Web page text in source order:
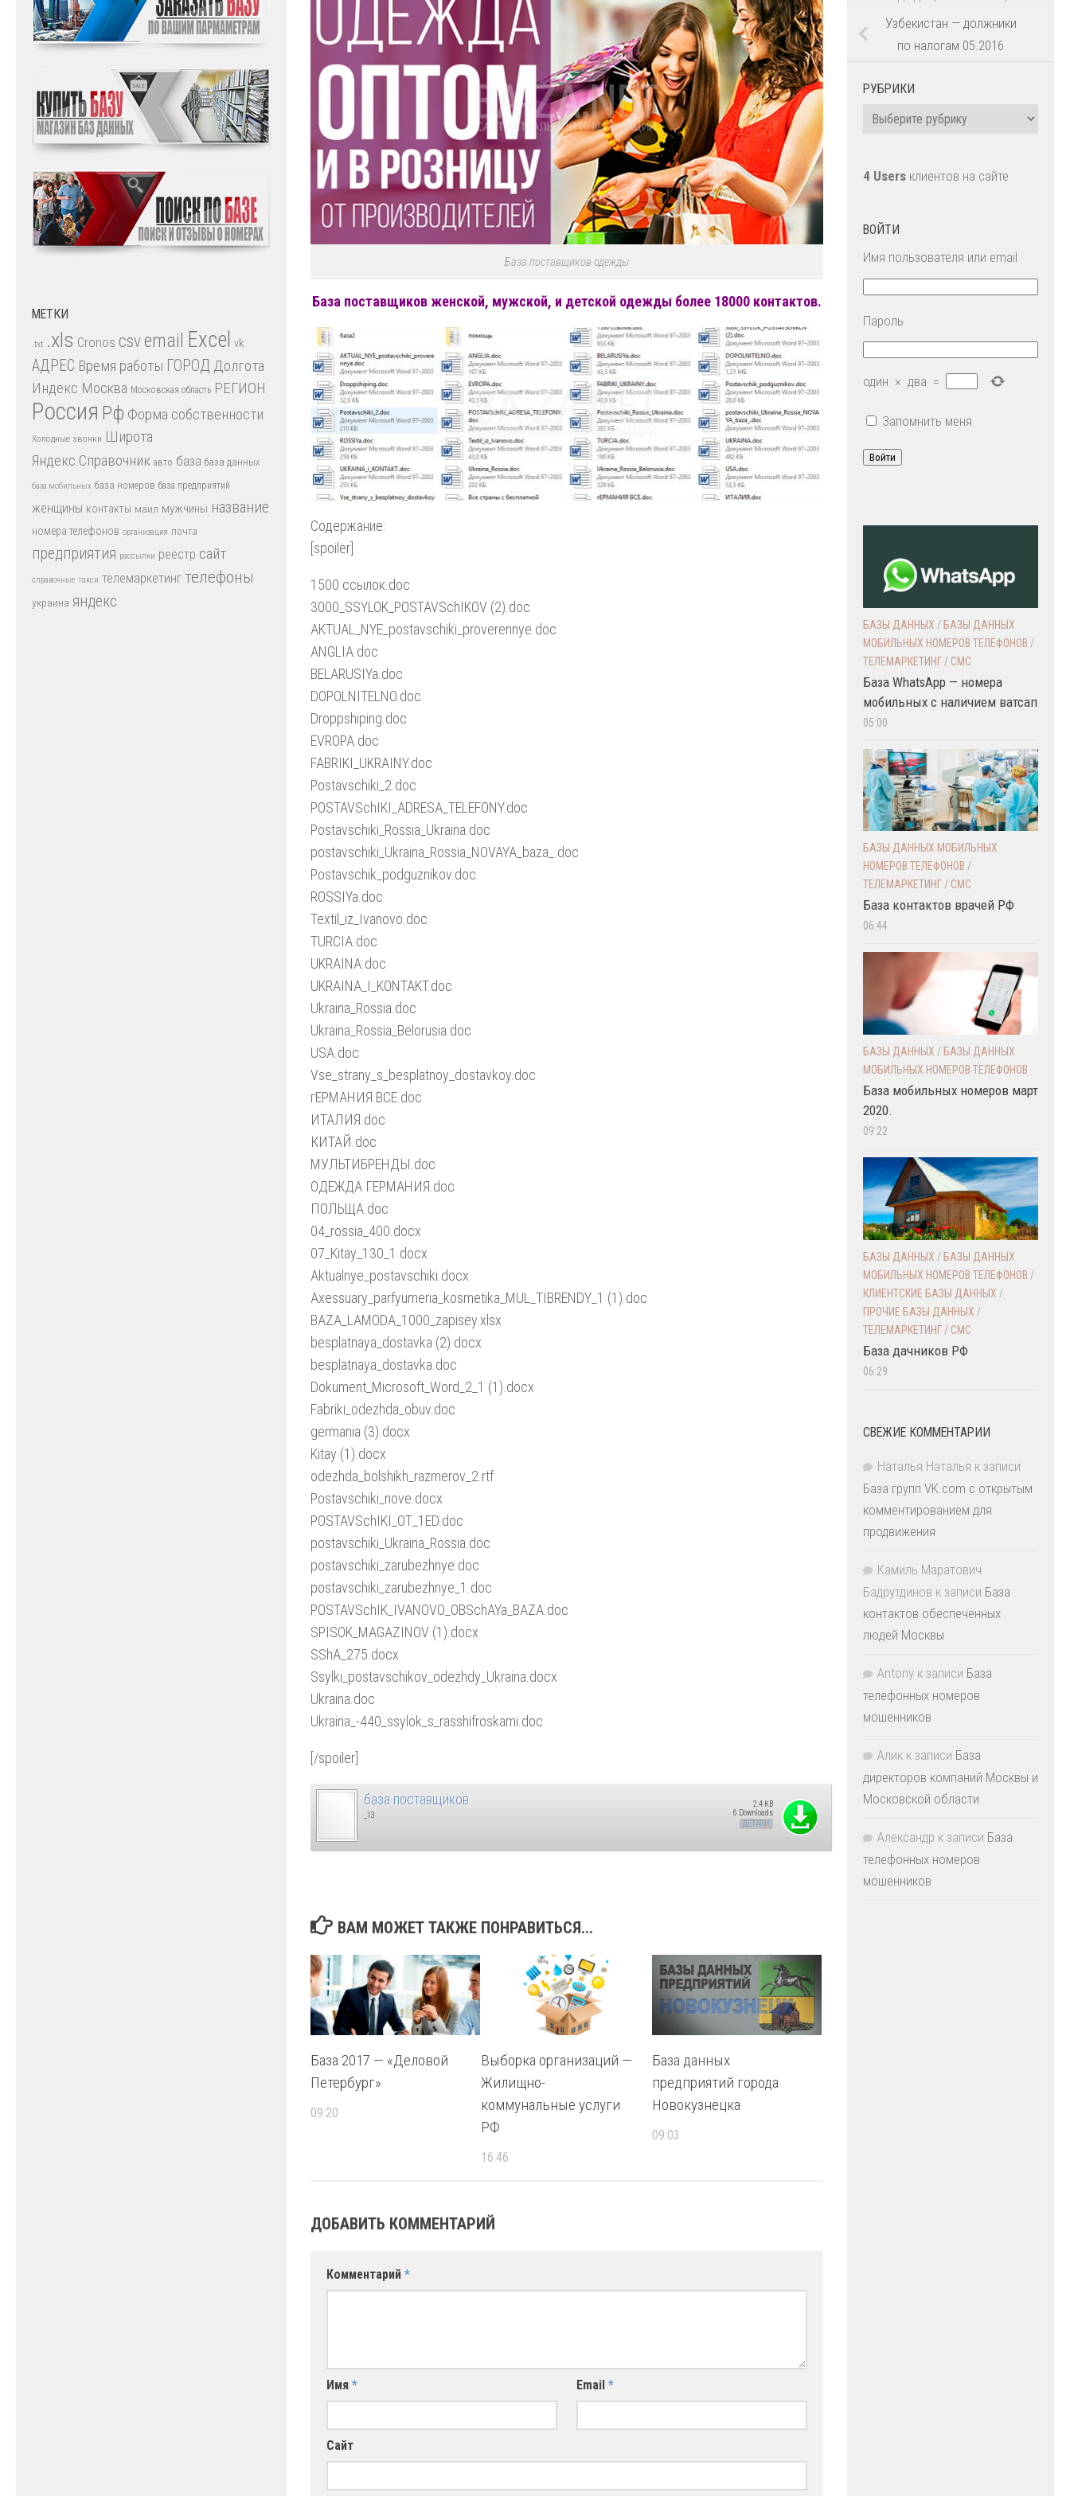
База поставщиков одежды
База поставщиков женской, мужской, и детской одежды более 18000 контактов.
Содержание:
[spoiler]
1500 ссылок.doc
3000_SSYLOK_POSTAVSchIKOV (2).doc
AKTUAL_NYE_postavschiki_proverennye.doc
ANGLIA.doc
BELARUSIYa.doc
DOPOLNITELNO.doc
Droppshiping.doc
EVROPA.doc
FABRIKI_UKRAINY.doc
Postavschiki_2.doc
POSTAVSchIKI_ADRESA_TELEFONY.doc
Postavschiki_Rossia_Ukraina.doc
postavschiki_Ukraina_Rossia_NOVAYA_baza_.doc
Postavschik_podguznikov.doc
ROSSIYa.doc
Textil_iz_Ivanovo.doc
TURCIA.doc
UKRAINA.doc
UKRAINA_I_KONTAKT.doc
Ukraina_Rossia.doc
Ukraina_Rossia_Belorusia.doc
USA.doc
Vse_strany_s_besplatnoy_dostavkoy.doc
гЕРМАНИЯ ВСЕ.doc
ИТАЛИЯ.doc
КИТАЙ.doc
МУЛЬТИБРЕНДЫ.doc
ОДЕЖДА ГЕРМАНИЯ.doc
ПОЛЬЩА.doc
04_rossia_400.docx
07_Kitay_130_1.docx
Aktualnye_postavschiki.docx
Axessuary_parfyumeria_kosmetika_MUL_TIBRENDY_1 (1).doc
BAZA_LAMODA_1000_zapisey.xlsx
besplatnaya_dostavka (2).docx
besplatnaya_dostavka.doc
Dokument_Microsoft_Word_2_1 (1).docx
Fabriki_odezhda_obuv.doc
germania (3).docx
Kitay (1).docx
odezhda_bolshikh_razmerov_2.rtf
Postavschiki_nove.docx
POSTAVSchIKI_OT_1ED.doc
postavschiki_Ukraina_Rossia.doc
postavschiki_zarubezhnye.doc
postavschiki_zarubezhnye_1.doc
POSTAVSchIK_IVANOVO_OBSchAYa_BAZA.doc
SPISOK_MAGAZINOV (1).docx
SShA_275.docx
Ssylki_postavschikov_odezhdy_Ukraina.docx
Ukraina.doc
Ukraina_-440_ssylok_s_rasshifroskami.doc
[/spoiler]
база поставщиков
_13
2.4 KB
6 Downloads
ДЕТАЛИ
ВАМ МОЖЕТ ТАКЖЕ ПОНРАВИТЬСЯ...
База 2017 — «Деловой
Петербург»
09:20
Выборка организаций —
Жилищно-
коммунальные услуги
РФ
16:46
База данных
предприятий города
Новокузнецка
09:03
ДОБАВИТЬ КОММЕНТАРИЙ
Комментарий *
Имя * Email*
Сайт
МЕТКИ
.txt .xls Cronos csvemail Excel vk
АДРЕС Время работы ГОРОД Долгота
Индекс Москва Московская область РЕГИОН
Россия Рф Форма собственности
Холодные звонки Широта
Яндекс.Справочник авто база база данных
база мобильных база номеров база предприятий
женщины контакты маил мужчины название
номера телефонов организация почта
предприятия рассылки реестр сайт
справочные такси телемаркетинг телефоны
украина яндекс
Узбекистан — должники
по налогам 05.2016
РУБРИКИ
Рубрики
4 Users клиентов на сайте
ВОЙТИ
Имя пользователя или email
Пароль
один × два =
Запомнить меня
Войти
БАЗЫ ДАННЫХ /БАЗЫ ДАННЫХ
МОБИЛЬНЫХ НОМЕРОВ ТЕЛЕФОНОВ /
ТЕЛЕМАРКЕТИНГ / СМС
База WhatsApp — номера
мобильных с наличием ватсап
05:00
БАЗЫ ДАННЫХ МОБИЛЬНЫХ
НОМЕРОВ ТЕЛЕФОНОВ /
ТЕЛЕМАРКЕТИНГ / СМС
База контактов врачей РФ
06:44
БАЗЫ ДАННЫХ / БАЗЫ ДАННЫХ
МОБИЛЬНЫХ НОМЕРОВ ТЕЛЕФОНОВ
База мобильных номеров март
2020.
09:22
БАЗЫ ДАННЫХ /БАЗЫ ДАННЫХ
МОБИЛЬНЫХ НОМЕРОВ ТЕЛЕФОНОВ /
КЛИЕНТСКИЕ БАЗЫ ДАННЫХ /
ПРОЧИЕ БАЗЫ ДАННЫХ /
ТЕЛЕМАРКЕТИНГ / СМС
База дачников РФ
06:29
СВЕЖИЕ КОММЕНТАРИИ
Наталья Наталья к записи
База групп VK.com с открытым
комментированием для
продвижения
Камиль Маратович
Бадрутдинов к записи База
контактов обеспеченных
людей Москвы
Antony к записи База
телефонных номеров
мошенников
Алик к записи База
директоров компаний Москвы и
Московской области
Александр к записи База
телефонных номеров
мошенников